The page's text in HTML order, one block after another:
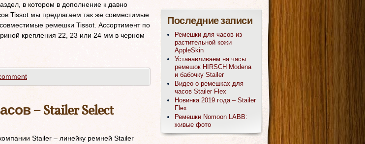
в котором в дополнение к давно
Tissot мы предлагаем так же совместимые
ремешки Tissot. Ассортимент по
крепления 22, 23 или 24 мм в черном
– Stailer Select
Stailer – линейку ремней Stailer
Последние записи
Ремешки для часов из
растительной кожи
AppleSkin
Устанавливаем на часы
ремешок HIRSCH Modena
и бабочку Stailer
Видео о ремешках для
часов Stailer Flex
Новинка 2019 года – Stailer
Flex
Ремешки Nomoon LABB:
живые фото